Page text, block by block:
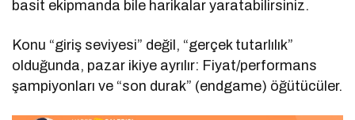
basit ekipmanda bile harikalar yaratabilirsiniz.
Konu “giriş seviyesi” değil, “gerçek tutarlılık”
olduğunda, pazar ikiye ayrılır: Fiyat/performans
şampiyonları ve “son durak” (endgame) öğütücüler.